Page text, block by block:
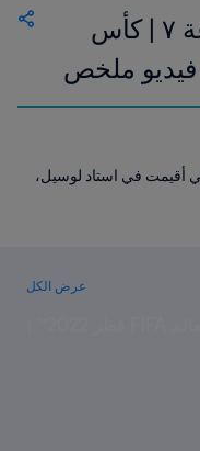
البرازيل وصربيا | المجموعة ٧ | كأس
أقيمت في استاد لوسيل،
عرض الكل